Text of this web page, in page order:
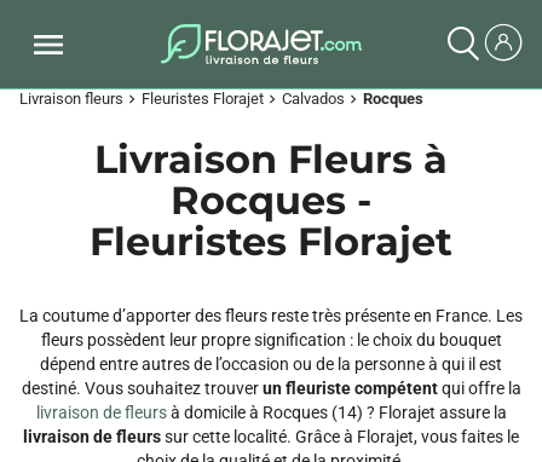
Livraison fleurs chevron_right Fleuristes Florajet chevron_right Calvados chevron_right Rocques
Livraison Fleurs à
Rocques -
Fleuristes Florajet
La coutume d’apporter des fleurs reste très présente en France. Les
fleurs possèdent leur propre signification : le choix du bouquet
dépend entre autres de l’occasion ou de la personne à qui il est
destiné. Vous souhaitez trouverun fleuriste compétentqui offre la
livraison de fleursà domicile à Rocques (14) ? Florajet assure la
livraison de fleurssur cette localité. Grâce à Florajet, vous faites le